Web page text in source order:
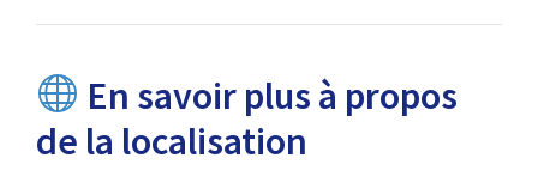
En savoir plus à propos
de la localisation